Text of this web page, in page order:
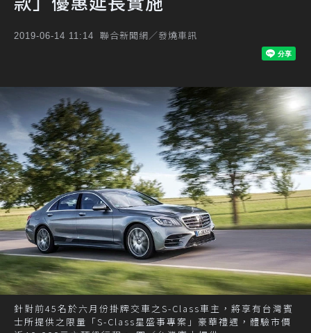
2019-06-14 11:14 聯合新聞網／發燒車訊
針對前45名於六月份掛牌交車之S-Class車主，將享有台灣賓
士所提供之限量「S-Class星盛事專案」豪華禮遇，體驗市價